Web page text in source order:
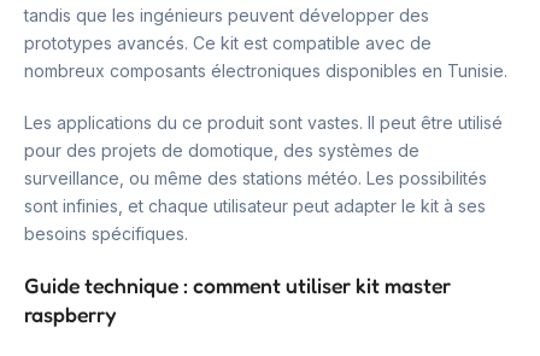
tandis que les ingénieurs peuvent développer des
prototypes avancés. Ce kit est compatible avec de
nombreux composants électroniques disponibles en Tunisie.
Les applications du ce produit sont vastes. Il peut être utilisé
pour des projets de domotique, des systèmes de
surveillance, ou même des stations météo. Les possibilités
sont infinies, et chaque utilisateur peut adapter le kit à ses
besoins spécifiques.
Guide technique : comment utiliser kit master
raspberry